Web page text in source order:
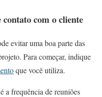
com o cliente
evitar uma boa parte das
Para começar, indique
que você utiliza.
a frequência de reuniões